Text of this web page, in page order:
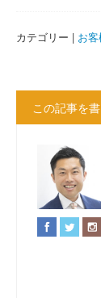
カテゴリー | お
この記事を